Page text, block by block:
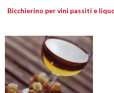
Bicchierino per vini passiti e